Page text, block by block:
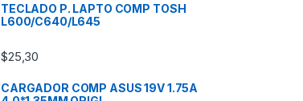
TECLADO P. LAPTO COMP TOSH
L600/C640/L645
$25,30
CARGADOR COMP ASUS 19V 1.75A